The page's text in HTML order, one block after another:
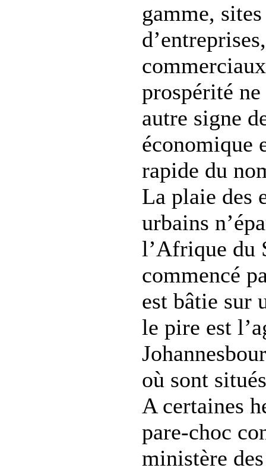
gamme,
prospérité
autre signe
économique
rapide du
La plaie des
urbains
l’Afrique du
commencé
est bâtie sur
le pire est
où sont
A certaines
pare-choc
ministère